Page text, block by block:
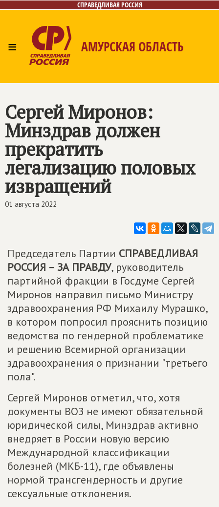
СПРАВЕДЛИВАЯ РОССИЯ
≡ АМУРСКАЯ ОБЛАСТЬ
Сергей Миронов:
Минздрав должен
прекратить
легализацию половых
извращений
01 августа 2022
Председатель Партии СПРАВЕДЛИВАЯ
РОССИЯ – ЗА ПРАВДУ, руководитель
партийной фракции в Госдуме Сергей
Миронов направил письмо Министру
здравоохранения РФ Михаилу Мурашко,
в котором попросил прояснить позицию
ведомства по гендерной проблематике
и решению Всемирной организации
здравоохранения о признании "третьего
пола".
Сергей Миронов отметил, что, хотя
документы ВОЗ не имеют обязательной
юридической силы, Минздрав активно
внедряет в России новую версию
Международной классификации
болезней (МКБ-11), где объявлены
нормой трансгендерность и другие
сексуальные отклонения.